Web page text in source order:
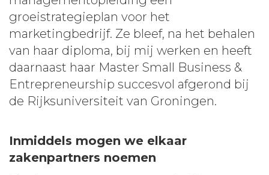
groeistrategieplan voor het
marketingbedrijf. Ze bleef, na het behalen
van haar diploma, bij mij werken en heeft
daarnaast haar Master Small Business &
Entrepreneurship succesvol afgerond bij
de Rijksuniversiteit van Groningen.
Inmiddels mogen we elkaar
zakenpartners noemen